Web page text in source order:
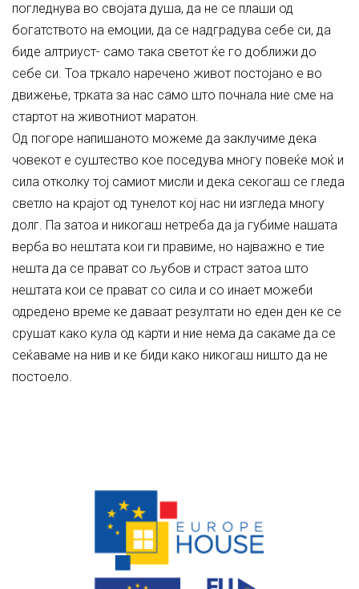
погледнува во својата душа, да не се плаши од
богатството на емоции, да се надградува себе си, да
биде алтриуст- само така светот ќе го доближи до
себе си. Тоа тркало наречено живот постојано е во
движење, трката за нас само што почнала ние сме на
стартот на животниот маратон.
Од погоре напишаното можеме да заклучиме дека
човекот е суштество кое поседува многу повеќе моќ и
сила отколку тој самиот мисли и дека секогаш се гледа
светло на крајот од тунелот кој нас ни изгледа многу
долг. Па затоа и никогаш нетреба да ја губиме нашата
верба во нештата кои ги правиме, но најважно е тие
нешта да се прават со љубов и страст затоа што
нештата кои се прават со сила и со инает можеби
одредено време ке даваат резултати но еден ден ке се
срушат како кула од карти и ние нема да сакаме да се
сеќаваме на нив и ке биди како никогаш ништо да не
постоело.